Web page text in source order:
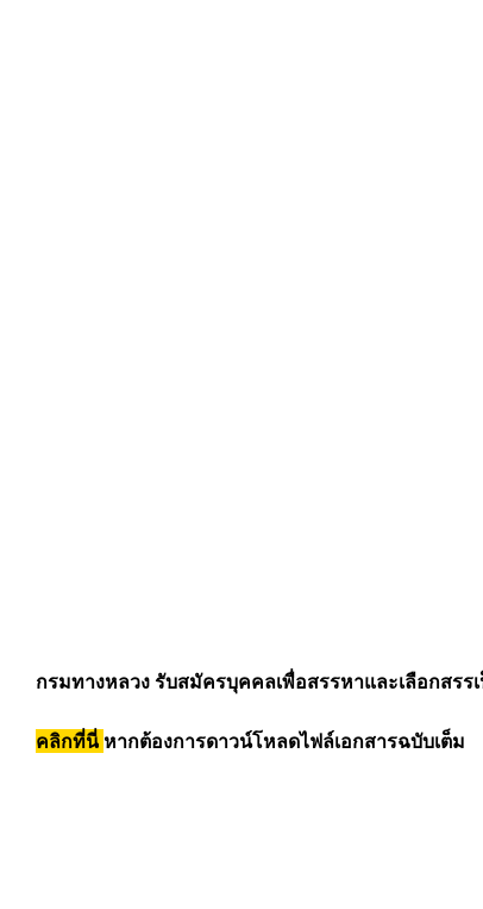
กรมทางหลวง รับสมัครบุคคลเพื่อสรรหาและเลือกสร
คลิกที่นี่ หากต้องการดาวน์โหลดไฟล์เอกสารฉบับเต็ม